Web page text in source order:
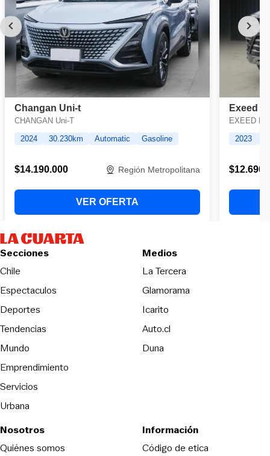
Secciones
Chile
Espectaculos
Deportes
Tendencias
Mundo
Emprendimiento
Servicios
Urbana
Medios
La TerceraOpens in new
Glamorama
Icarito
Auto.cl
DunaOpens in new window
Nosotros
Quiénes somos
Información
Código de eticaOpens in new